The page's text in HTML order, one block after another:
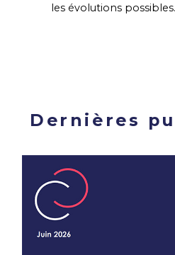
les évolutions possibles.
Dernières